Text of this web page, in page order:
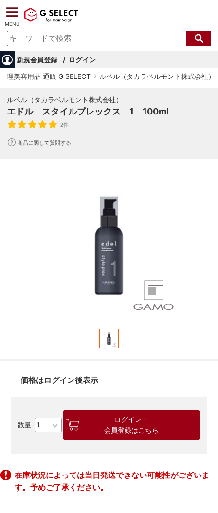
MENU
新規会員登録
ログイン
理美容用品 通販 G SELECT
ルベル（タカラベルモント株式会社）
ルベル（タカラベルモント株式会社）
エドル スタイルプレックス 1 100ml
2件
商品に関して質問する
価格はログイン後表示
ログイン・
会員登録はこちら
在庫状況によっては当日発送できない可能性がございま
す。予めご了承ください。